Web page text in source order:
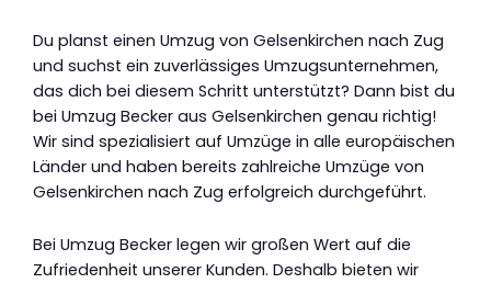
Du planst einen Umzug von Gelsenkirchen nach Zug
und suchst ein zuverlässiges Umzugsunternehmen,
das dich bei diesem Schritt unterstützt? Dann bist du
bei Umzug Becker aus Gelsenkirchen genau richtig!
Wir sind spezialisiert auf Umzüge in alle europäischen
Länder und haben bereits zahlreiche Umzüge von
Gelsenkirchen nach Zug erfolgreich durchgeführt.
Bei Umzug Becker legen wir großen Wert auf die
Zufriedenheit unserer Kunden. Deshalb bieten wir